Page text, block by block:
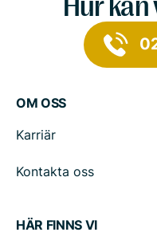
OM OSS
Karriär
Kontakta oss
HÄR FINNS VI